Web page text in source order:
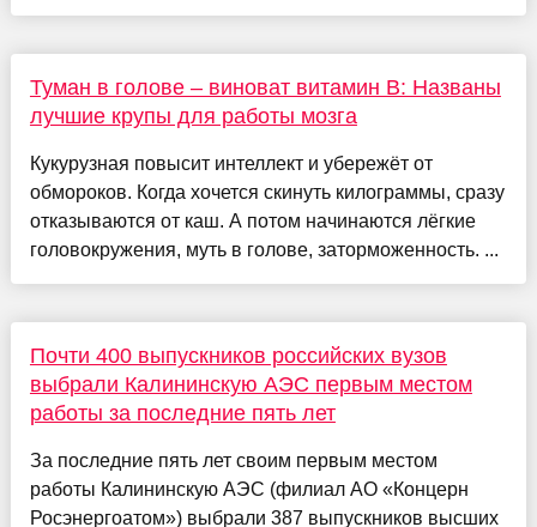
Туман в голове – виноват витамин В: Названы
лучшие крупы для работы мозга
Кукурузная повысит интеллект и убережёт от
обмороков. Когда хочется скинуть килограммы, сразу
отказываются от каш. А потом начинаются лёгкие
головокружения, муть в голове, заторможенность. ...
Почти 400 выпускников российских вузов
выбрали Калининскую АЭС первым местом
работы за последние пять лет
За последние пять лет своим первым местом
работы Калининскую АЭС (филиал АО «Концерн
Росэнергоатом») выбрали 387 выпускников высших